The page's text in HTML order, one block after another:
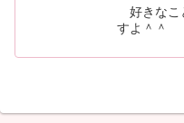
好きなこ
すよ＾＾